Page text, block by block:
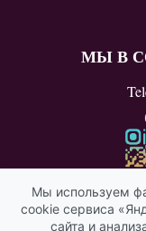
МЫ В
Мы используем
cookie сервиса
сайта и